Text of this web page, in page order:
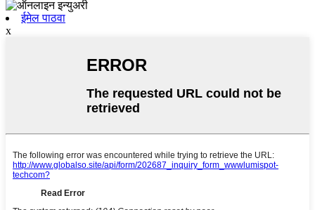
ईमेल पाठवा
x